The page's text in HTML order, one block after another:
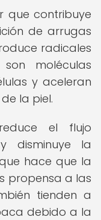
que contribuye
de arrugas
radicales
moléculas
y aceleran
la piel.
el flujo
disminuye la
hace que la
propensa a las
tienden a
debido a la